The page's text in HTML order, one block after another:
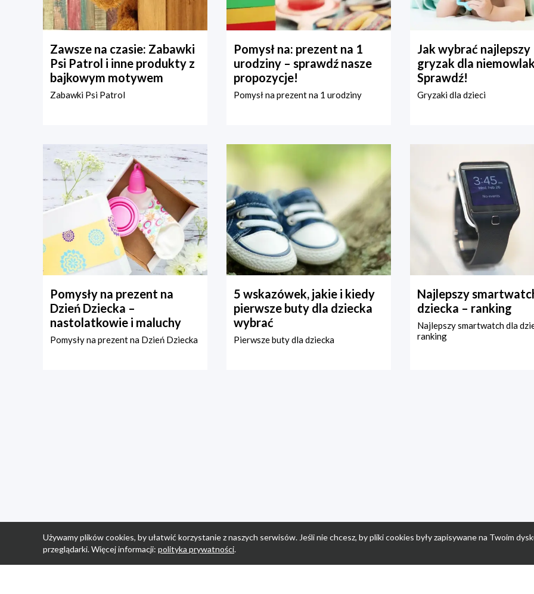
Zawsze na czasie: Zabawki
Psi Patrol i inne produkty z
bajkowym motywem
Zabawki Psi Patrol
Pomysł na: prezent na 1
urodziny – sprawdź nasze
propozycje!
Pomysł na prezent na 1 urodziny
Jak wybrać najlepszy
gryzak dla
Sprawdź!
Gryzaki dla dzieci
Pomysły na prezent na
Dzień Dziecka –
nastolatkowie i maluchy
Pomysły na prezent na Dzień Dziecka
5 wskazówek, jakie i kiedy
pierwsze buty dla dziecka
wybrać
Pierwsze buty dla dziecka
Najlepszy
dziecka – ranking
Najlepszy smartwatch dla
ranking
Używamy plików cookies, by ułatwić korzystanie z naszych serwisów. Jeśli nie chcesz, by pliki cookies były zapisywane na Twoim
przeglądarki. Więcej informacji: polityka prywatności.